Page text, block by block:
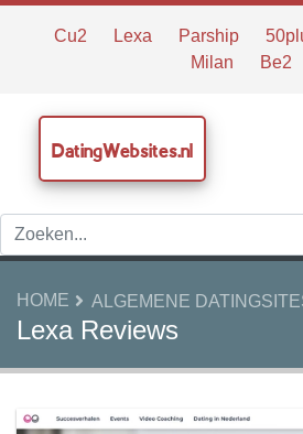
Cu2 Lexa Parship
Milan
Be2
DatingWebsites.nl
HOME ALGEMENE
Lexa Reviews